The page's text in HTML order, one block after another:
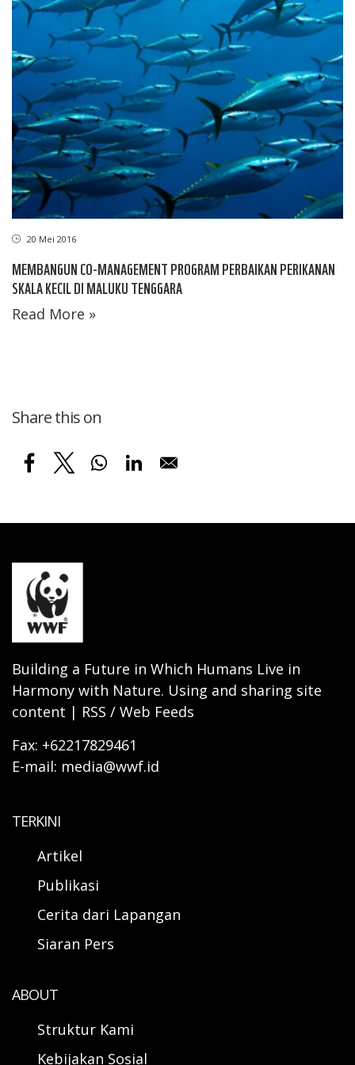
20 Mei 2016
MEMBANGUN CO-MANAGEMENT PROGRAM PERBAIKAN PERIKANAN
SKALA KECIL DI MALUKU TENGGARA
Read More »
Share this on
Building a Future in Which Humans Live in
Harmony with Nature. Using and sharing site
content | RSS / Web Feeds
Fax: +62217829461
E-mail: media@wwf.id
TERKINI
Artikel
Publikasi
Cerita dari Lapangan
Siaran Pers
ABOUT
Struktur Kami
Kebijakan Sosial